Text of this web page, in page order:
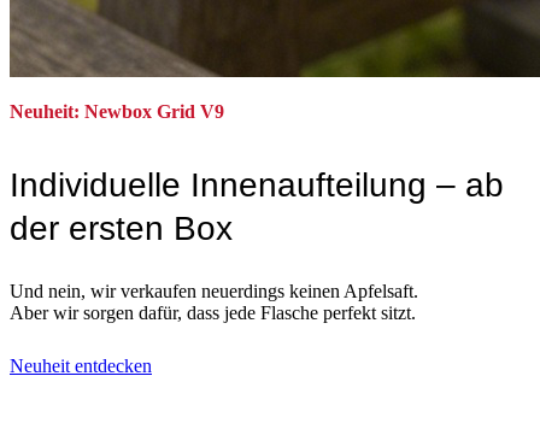
Neuheit: Newbox Grid V9
Individuelle Innenaufteilung – ab
der ersten Box
Und nein, wir verkaufen neuerdings keinen Apfelsaft.
Aber wir sorgen dafür, dass jede Flasche perfekt sitzt.
Neuheit entdecken